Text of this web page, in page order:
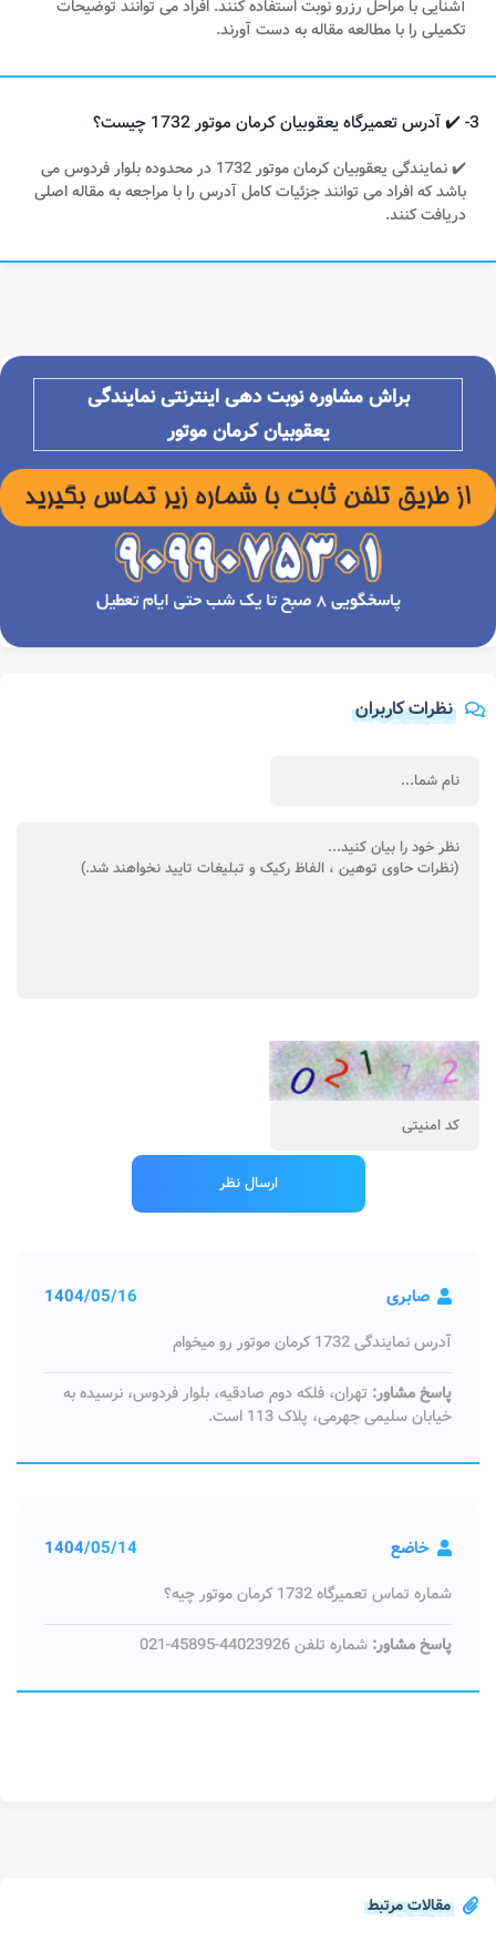
مقالات مرتبط
آشنایی با مراحل رزرو نوبت استفاده کنند. افراد می توانند توضیحات
تکمیلی را با مطالعه مقاله به دست آورند.
3- ✔️ آدرس تعمیرگاه یعقوبیان کرمان موتور 1732 چیست؟
✔️ نمایندگی یعقوبیان کرمان موتور 1732 در محدوده بلوار فردوس می
باشد که افراد می توانند جزئیات کامل آدرس را با مراجعه به مقاله اصلی
دریافت کنند.
براش مشاورهنوبت دهی اینترنتی نمایندگی
یعقوبیان کرمان موتور
نظرات کاربران
صابری 1404/05/16
آدرس نمایندگی 1732 کرمان موتور رو میخوام
پاسخ مشاور: تهران، فلکه دوم صادقیه، بلوار فردوس، نرسیده به
خیابان سلیمی جهرمی، پلاک 113 است.
خاضع 1404/05/14
شماره تماس تعمیرگاه 1732 کرمان موتور چیه؟
پاسخ مشاور: شماره تلفن 44023926-45895-021